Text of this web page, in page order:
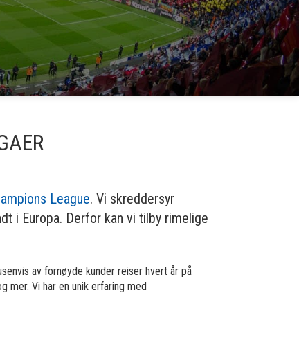
League. Vi skreddersyr
i Europa. Derfor kan vi tilby rimelige
av fornøyde kunder reiser hvert år på
mer. Vi har en unik erfaring med